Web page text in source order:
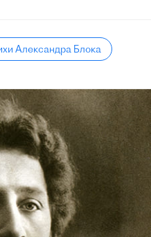
Александра Блока